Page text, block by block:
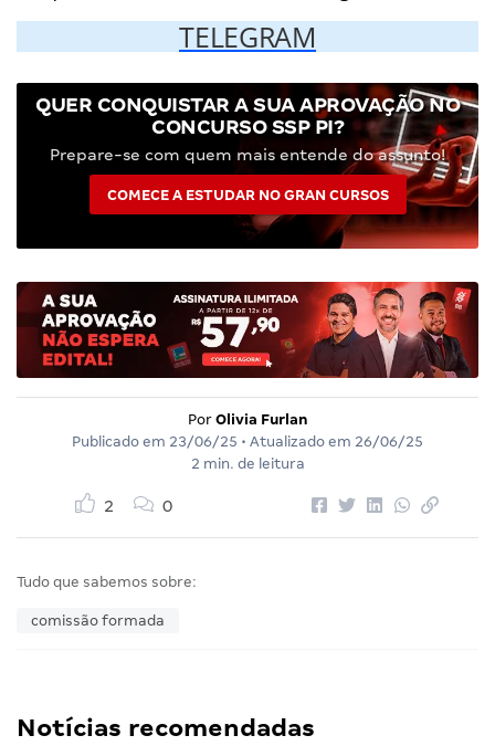
TELEGRAM
QUER CONQUISTAR A SUA APROVAÇÃO NO
CONCURSO SSP PI?
Prepare-se com quem mais entende do assunto!
COMECE A ESTUDAR NO GRAN CURSOS
Por Olivia Furlan
Publicado em 23/06/25 • Atualizado em 26/06/25
2 min. de leitura
2 0
Tudo que sabemos sobre:
comissão formada
Notícias recomendadas